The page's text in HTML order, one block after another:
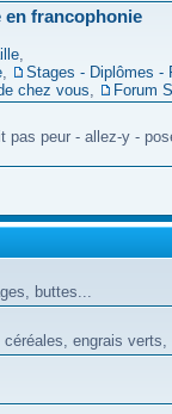
en francophonie
,
,
Stages - Diplômes -
chez vous, Forum
pas peur - allez-y -
buttes...
engrais